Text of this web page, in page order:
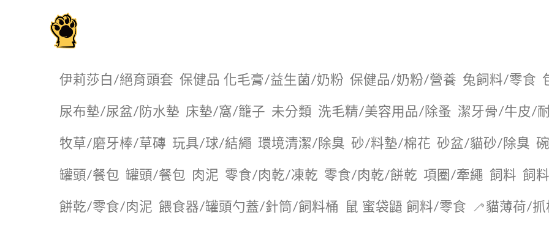
伊莉莎白/絕育頭套 保健品 化毛膏/益生菌/奶粉 保健品/奶粉/營養 兔飼料/零食
尿布墊/尿盆/防水墊 ️床墊/窩/籠子 未分類 洗毛精/美容用品/除蚤 潔牙骨/牛皮/
牧草/磨牙棒/草磚 玩具/球/結繩 環境清潔/除臭 砂/料墊/棉花 砂盆/貓砂/除臭
罐頭/餐包 罐頭/餐包 肉泥 零食/肉乾/凍乾 零食/肉乾/餅乾 項圈/牽繩 飼料 飼
餅乾/零食/肉泥 餵食器/罐頭勺蓋/針筒/飼料桶 鼠 蜜袋鼯 飼料/零食 🦯貓薄荷/